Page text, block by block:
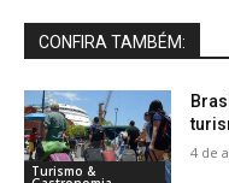
CONFIRA TAMBÉM:
Turismo &
4 de